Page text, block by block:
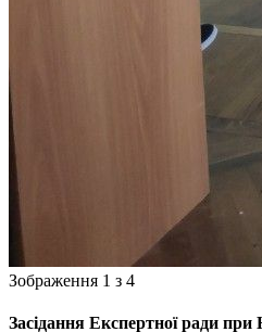
Зображення 1 з 4
Засідання Експертної ради